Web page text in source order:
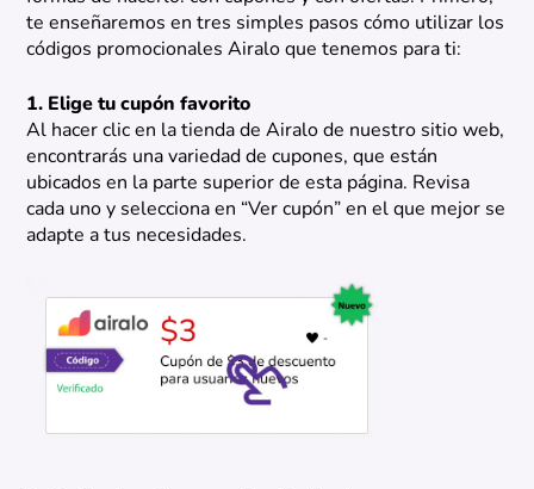
te enseñaremos en tres simples pasos cómo utilizar los
códigos promocionales Airalo que tenemos para ti:
1. Elige tu cupón favorito
Al hacer clic en la tienda de Airalo de nuestro sitio web,
encontrarás una variedad de cupones, que están
ubicados en la parte superior de esta página. Revisa
cada uno y selecciona en “Ver cupón” en el que mejor se
adapte a tus necesidades.